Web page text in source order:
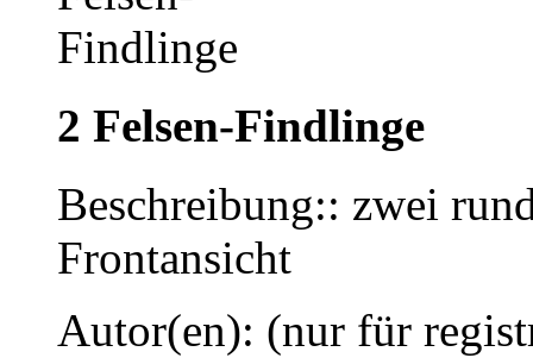
2 Felsen-Findlinge
Beschreibung:: zwei
Frontansicht
Autor(en): (nur für